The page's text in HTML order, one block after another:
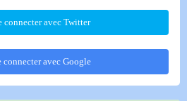
connecter avec Twitter
connecter avec Google